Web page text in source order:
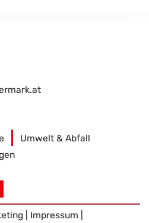
Umwelt & Abfall
Impressum